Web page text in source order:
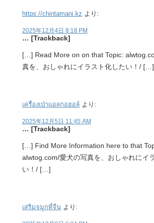
https://chintamani.kz より:
2025年12月4日 8:18 PM
… [Trackback]
[…] Read More on on that Topic:
真を、おしゃれにイラスト化したい！/ […]
เครื่องเป่าแอลกอฮอล์ より:
2025年12月5日 11:45 AM
… [Trackback]
[…] Find More Information here to that
alwtog.com/愛犬の写真を、おしゃれにイ
い！/ […]
เสริมจมูกที่จีน より: